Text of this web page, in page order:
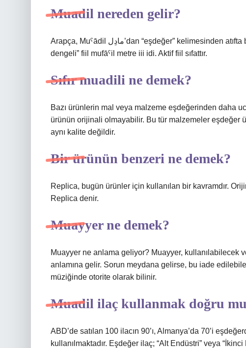
Muadil nereden gelir?
Arapça, Muˁādil مادِل’dan “eşdeğer” kelimesinden atıfta bulunur. Arapça bu kelime ˁadala عَدلَ “eşdeğer,
dengeli” fiil mufāˁil metre iii idi. Aktif fiil sıfattır.
Sıfır muadili ne demek?
Bazı ürünlerin mal veya malzeme eşdeğerinden daha
ürünün orijinali olmayabilir. Bu tür malzemeler eşdeğer
aynı kalite değildir.
Bir ürünün benzeri ne demek?
Replica, bugün ürünler için kullanılan bir kavramdır.
Replica denir.
Muayyer ne demek?
Muayyer ne anlama geliyor? Muayyer, kullanılabilecek
anlamına gelir. Sorun meydana gelirse, bu iade
müziğinde otorite olarak bilinir.
Muadil ilaç kullanmak doğru
ABD’de satılan 100 ilacın 90’ı, Almanya’da 70’i
kullanılmaktadır. Eşdeğer ilaç; “Alt Endüstri” veya